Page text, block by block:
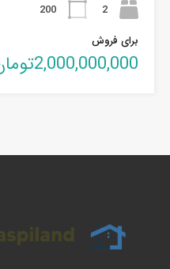
2
200
برای فروش
2,000,000,000تومان